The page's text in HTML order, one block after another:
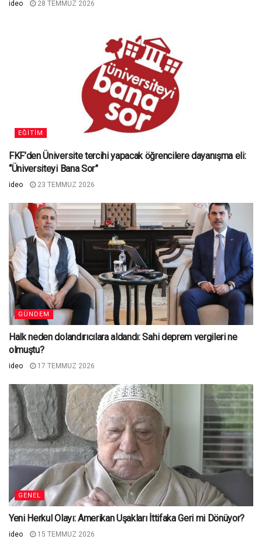
ideo 28 TEMMUZ 2026
EĞITIM
FKF’den Üniversite tercihi yapacak öğrencilere dayanışma eli:
“Üniversiteyi Bana Sor”
ideo 23 TEMMUZ 2026
GÜNDEM
Halk neden dolandırıcılara aldandı: Sahi deprem vergileri ne
olmuştu?
ideo 17 TEMMUZ 2026
GENEL
Yeni Herkul Olayı: Amerikan Uşakları İttifaka Geri mi Dönüyor?
ideo 15 TEMMUZ 2026